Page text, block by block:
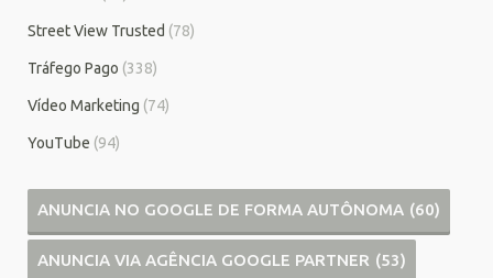
Street View Trusted (78)
Tráfego Pago (338)
Vídeo Marketing (74)
YouTube (94)
ANUNCIA NO GOOGLE DE FORMA AUTÔNOMA (60)
ANUNCIA VIA AGÊNCIA GOOGLE PARTNER (53)